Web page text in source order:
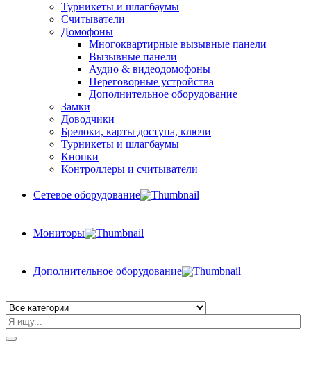
Турникеты и шлагбаумы
Cчитыватели
Домофоны
Многоквартирные вызывные панели
Вызывные панели
Аудио & видеодомофоны
Переговорные устройства
Дополнительное оборудование
Замки
Доводчики
Брелоки, карты доступа, ключи
Турникеты и шлагбаумы
Кнопки
Контроллеры и считыватели
Сетевое оборудование
Мониторы
Дополнительное оборудование